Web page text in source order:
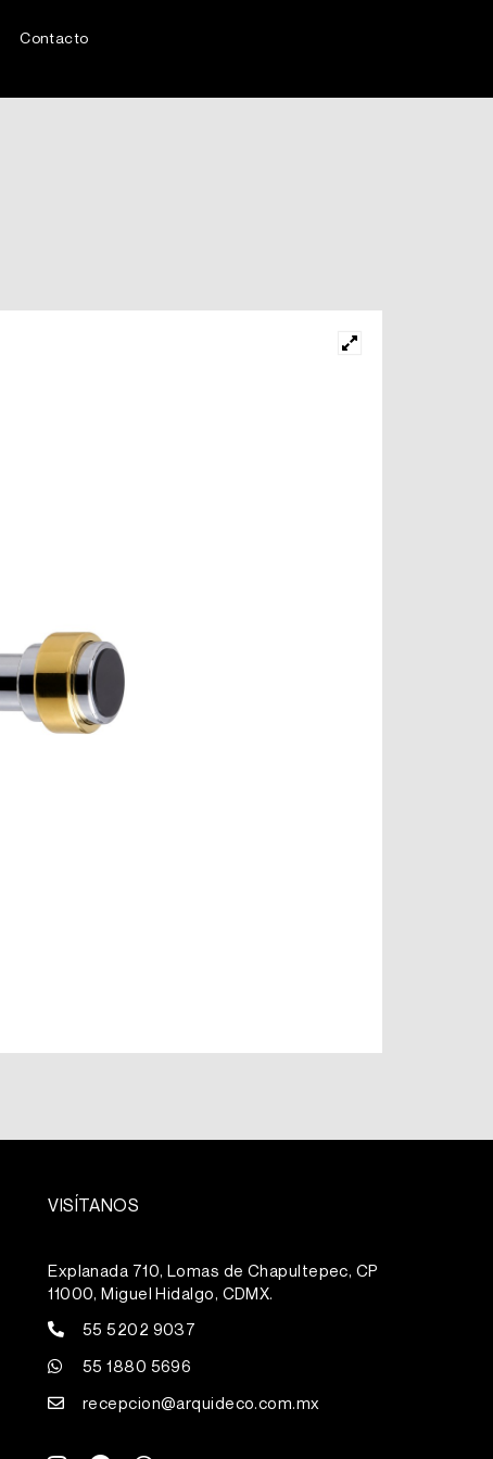
Contacto
VISÍTANOS
Explanada 710, Lomas de Chapultepec, CP
11000, Miguel Hidalgo, CDMX.
55 5202 9037
55 1880 5696
recepcion@arquideco.com.mx